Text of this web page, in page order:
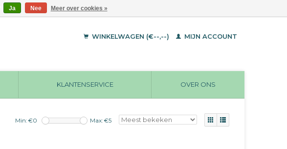
WINKELWAGEN (€--,--) MIJN ACCOUNT
KLANTENSERVICE OVER ONS
Min: €0 Max: €5
Ja Nee Meer over cookies »